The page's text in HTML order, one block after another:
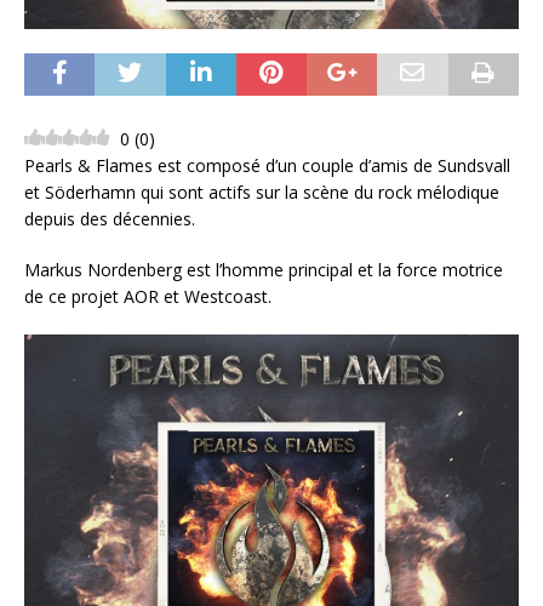
0 (0)
Pearls & Flames est composé d’un couple d’amis de Sundsvall
et Söderhamn qui sont actifs sur la scène du rock mélodique
depuis des décennies.
Markus Nordenberg est l’homme principal et la force motrice
de ce projet AOR et Westcoast.